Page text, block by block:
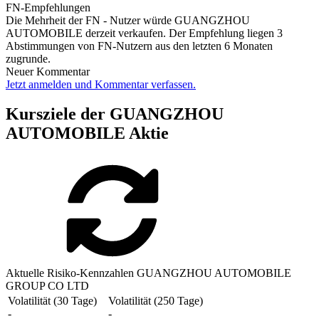
FN-Empfehlungen
Die Mehrheit der FN - Nutzer würde GUANGZHOU
AUTOMOBILE derzeit verkaufen. Der Empfehlung liegen 3
Abstimmungen von FN-Nutzern aus den letzten 6 Monaten
zugrunde.
Neuer Kommentar
Jetzt anmelden und Kommentar verfassen.
Kursziele der GUANGZHOU
AUTOMOBILE Aktie
Aktuelle Risiko-Kennzahlen GUANGZHOU AUTOMOBILE
GROUP CO LTD
Volatilität (30 Tage)
-
Volatilität (250 Tage)
-